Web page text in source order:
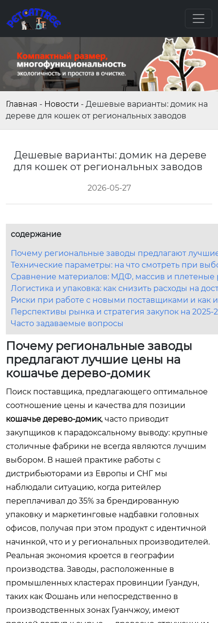
Главная - Новости - Дешевые варианты: домик на
дереве для кошек от региональных заводов
Дешевые варианты: домик на дереве
для кошек от региональных заводов
2026-05-27
содержание
Почему региональные заводы предлагают
Технические параметры: на что смотреть при
Сравнение материалов: МДФ, массив и
Логистика и упаковка: как снизить расходы на
Риски при работе с новыми поставщиками и как
Перспективы рынка и стратегия закупок на 2025-
Часто задаваемые вопросы
Почему региональные заводы
предлагают лучшие цены на
кошачье дерево-домик
Поиск поставщика, предлагающего оптимальное
соотношение цены и качества для позиции
кошачье дерево-домик, часто приводит
закупщиков к парадоксальному выводу: крупные
столичные фабрики не всегда являются лучшим
выбором. В нашей практике работы с
дистрибьюторами из Европы и СНГ мы
наблюдали ситуацию, когда ритейлер
переплачивал до 35% за брендированную
упаковку и маркетинговые надбавки головных
офисов, получая при этом продукт с идентичной
начинкой, что и у региональных производителей.
Реальная экономия кроется в географии
производства. Заводы, расположенные в
промышленных кластерах провинции Гуандун,
таких как Фошань или непосредственно в
производственных зонах Гуанчжоу, имеют